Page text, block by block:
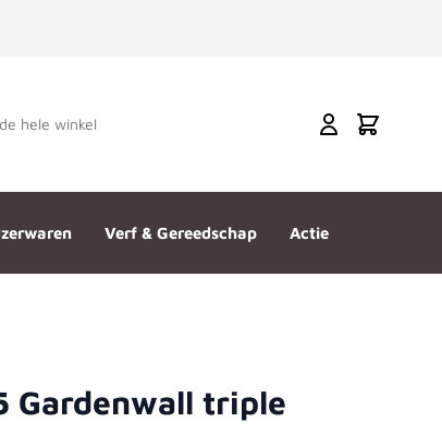
hele winkel Cart
Verf & Gereedschap Actie
Gardenwall triple